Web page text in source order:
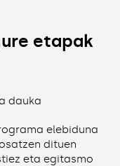
etapak
dauka
elebiduna
dituen
eta egitasmo